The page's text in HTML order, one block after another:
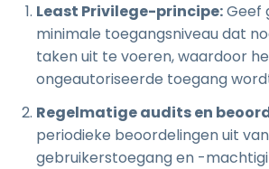
Least Privilege-principe:Geef
minimale toegangsniveau dat
taken uit te voeren, waardoor
ongeautoriseerde toegang
Regelmatige audits en
periodieke beoordelingen uit van
gebruikerstoegang en -